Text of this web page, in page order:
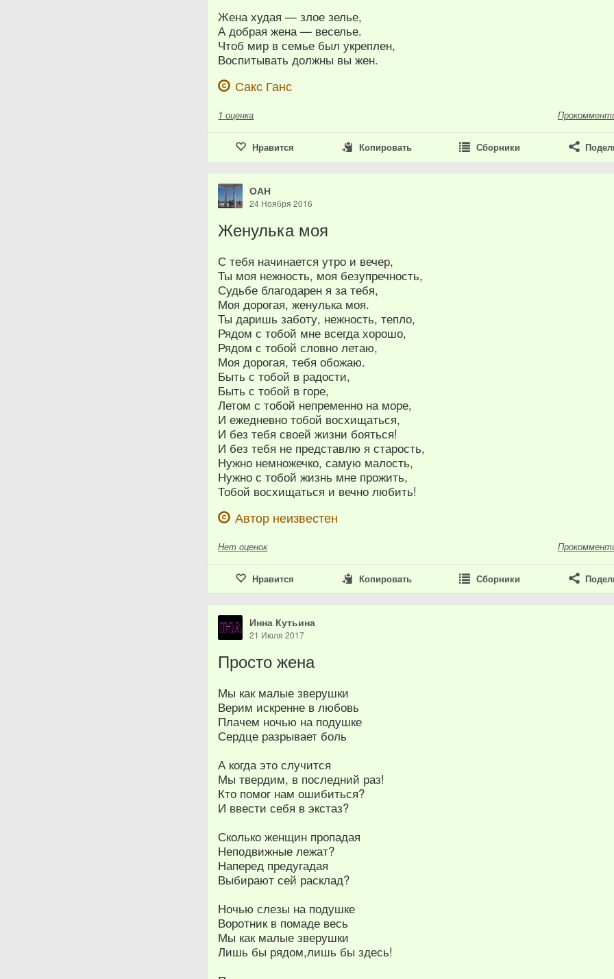
Жена худая — злое зелье,
А добрая жена — веселье.
Чтоб мир в семье был укреплен,
Воспитывать должны вы жен.
Сакс Ганс
1 оценка
Нравится Копировать Сборники
ОАН
24 Ноября 2016
Женулька моя
С тебя начинается утро и вечер,
Ты моя нежность, моя безупречность,
Судьбе благодарен я за тебя,
Моя дорогая, женулька моя.
Ты даришь заботу, нежность, тепло,
Рядом с тобой мне всегда хорошо,
Рядом с тобой словно летаю,
Моя дорогая, тебя обожаю.
Быть с тобой в радости,
Быть с тобой в горе,
Летом с тобой непременно на море,
И ежедневно тобой восхищаться,
И без тебя своей жизни бояться!
И без тебя не представлю я старость,
Нужно немножечко, самую малость,
Нужно с тобой жизнь мне прожить,
Тобой восхищаться и вечно любить!
Автор неизвестен
Нет оценок
Нравится Копировать Сборники
Инна Кутьина
21 Июля 2017
Просто жена
Мы как малые зверушки
Верим искренне в любовь
Плачем ночью на подушке
Сердце разрывает боль
А когда это случится
Мы твердим, в последний раз!
Кто помог нам ошибиться?
И ввести себя в экстаз?
Сколько женщин пропадая
Неподвижные лежат?
Наперед предугадая
Выбирают сей расклад?
Ночью слезы на подушке
Воротник в помаде весь
Мы как малые зверушки
Лишь бы рядом,лишь бы здесь!